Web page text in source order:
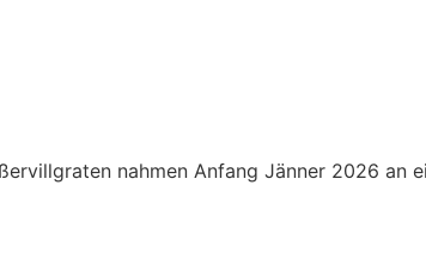
nahmen Anfang Jänner 2026